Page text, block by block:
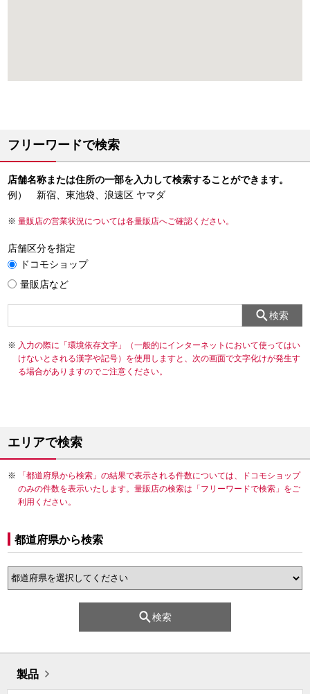
フリーワードで検索
店舗名称または住所の一部を入力して検索することができます。
例） 新宿、東池袋、浪速区 ヤマダ
量販店の営業状況については各量販店へご確認ください。
店舗区分を指定
ドコモショップ
量販店など
検索
入力の際に「環境依存文字」（一般的にインターネットにおいて使ってはい
けないとされる漢字や記号）を使用しますと、次の画面で文字化けが発生す
る場合がありますのでご注意ください。
エリアで検索
「都道府県から検索」の結果で表示される件数については、ドコモショップ
のみの件数を表示いたします。量販店の検索は「フリーワードで検索」をご
利用ください。
都道府県から検索
検索
製品